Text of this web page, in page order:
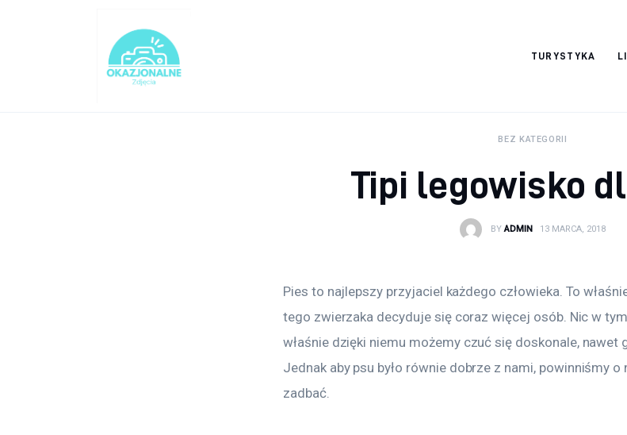
TURYSTYKA
okazjonalne-
BEZ KATEGORII
Tipi legowisko
BY ADMIN 13 MARCA, 2018
Pies to najlepszy przyjaciel każdego człowieka. To
tego zwierzaka decyduje się coraz więcej osób. Nic w
właśnie dzięki niemu możemy czuć się doskonale, nawet
Jednak aby psu było równie dobrze z nami, powinniśmy
zadbać.